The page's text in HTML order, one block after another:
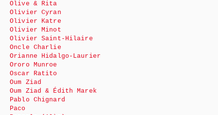
Olive & Rita
Olivier Cyran
Olivier Katre
Olivier Minot
Olivier Saint-Hilaire
Oncle Charlie
Orianne Hidalgo-Laurier
Ororo Munroe
Oscar Ratito
Oum Ziad
Oum Ziad & Édith Marek
Pablo Chignard
Paco